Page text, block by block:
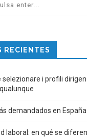
RECIENTES
selezionare i profili
demandados en
laboral: en qué se